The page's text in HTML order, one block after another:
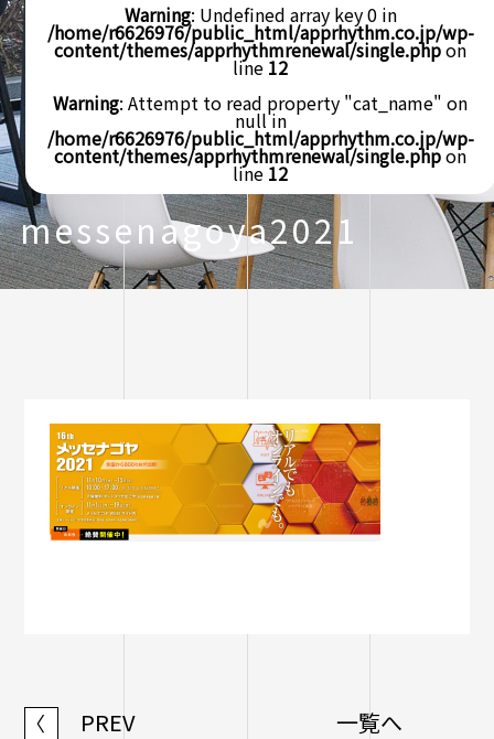
Warning: Undefined array key 0 in
/home/r6626976/public_html/apprhythm.co.jp/wp-
content/themes/apprhythmrenewal/single.phpon
line 12
Warning: Attempt to read property "cat_name" on
null in
/home/r6626976/public_html/apprhythm.co.jp/wp-
content/themes/apprhythmrenewal/single.phpon
line 12
messenagoya2021
〈 PREV 一覧へ